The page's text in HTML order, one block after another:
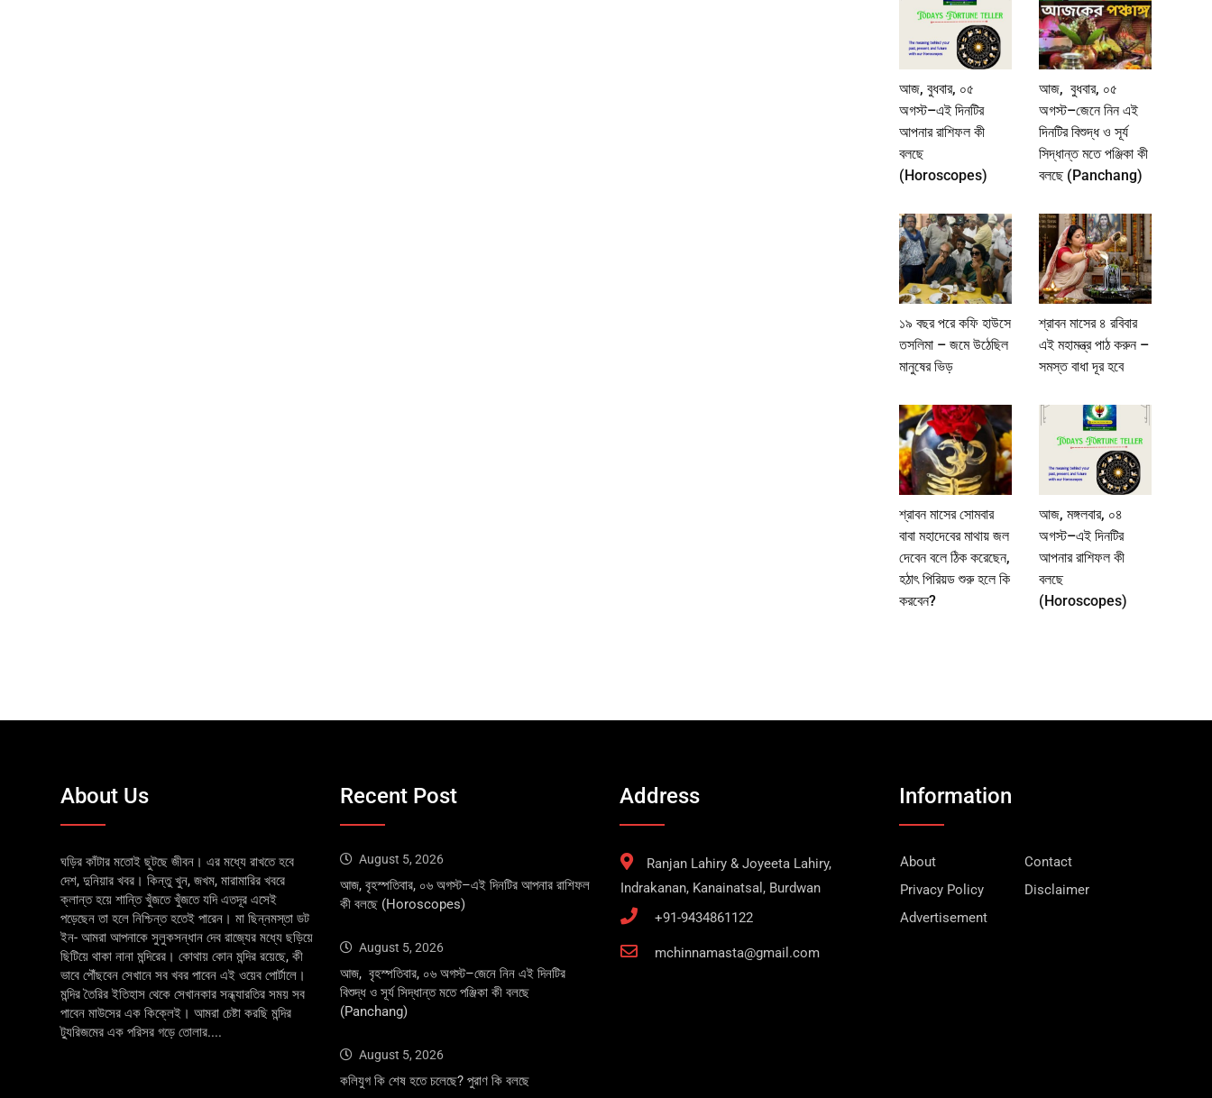
আজ, বুধবার, ০৫
অগস্ট–এই দিনটির
আপনার রাশিফল কী
বলছে
(Horoscopes)
আজ, বুধবার, ০৫
অগস্ট–জেনে নিন এই
দিনটির বিশুদ্ধ ও সূর্য
সিদ্ধান্ত মতে পঞ্জিকা কী
বলছে (Panchang)
১৯ বছর পরে কফি হাউসে
তসলিমা – জমে উঠেছিল
মানুষের ভিড়
শ্রাবন মাসের ৪ রবিবার
এই মহামন্ত্র পাঠ করুন –
সমস্ত বাধা দূর হবে
শ্রাবন মাসের সোমবার
বাবা মহাদেবের মাথায় জল
দেবেন বলে ঠিক করেছেন,
হঠাৎ পিরিয়ড শুরু হলে কি
করবেন?
আজ, মঙ্গলবার, ০৪
অগস্ট–এই দিনটির
আপনার রাশিফল কী
বলছে
(Horoscopes)
About Us
ঘড়ির কাঁটার মতোই ছুটছে জীবন। এর মধ্যে রাখতে হবে
দেশ, দুনিয়ার খবর। কিন্তু খুন, জখম, মারামারির খবরে
ক্লান্ত হয়ে শান্তি খুঁজতে খুঁজতে যদি এতদূর এসেই
পড়েছেন তা হলে নিশ্চিন্ত হতেই পারেন। মা ছিন্নমস্তা ডট
ইন- আমরা আপনাকে সুলুকসন্ধান দেব রাজ্যের মধ্যে ছড়িয়ে
ছিটিয়ে থাকা নানা মন্দিরের। কোথায় কোন মন্দির রয়েছে, কী
ভাবে পৌঁছবেন সেখানে সব খবর পাবেন এই ওয়েব পোর্টালে।
মন্দির তৈরির ইতিহাস থেকে সেখানকার সন্ধ্যারতির সময় সব
পাবেন মাউসের এক কিক্লেই। আমরা চেষ্টা করছি মন্দির
ট্যুরিজমের এক পরিসর গড়ে তোলার....
Recent Post
August 5, 2026
আজ, বৃহস্পতিবার, ০৬ অগস্ট–এই দিনটির আপনার রাশিফল
কী বলছে (Horoscopes)
August 5, 2026
আজ, বৃহস্পতিবার, ০৬ অগস্ট–জেনে নিন এই দিনটির
বিশুদ্ধ ও সূর্য সিদ্ধান্ত মতে পঞ্জিকা কী বলছে
(Panchang)
August 5, 2026
কলিযুগ কি শেষ হতে চলেছে? পুরাণ কি বলছে
Address
Ranjan Lahiry & Joyeeta Lahiry,
Indrakanan, Kanainatsal, Burdwan
+91-9434861122
mchinnamasta@gmail.com
Information
About
Contact
Privacy Policy
Disclaimer
Advertisement